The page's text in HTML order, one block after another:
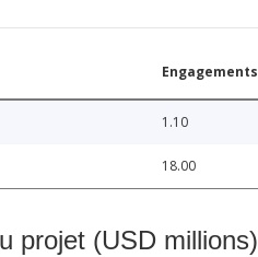
Engagements
1.10
18.00
projet (USD millions)